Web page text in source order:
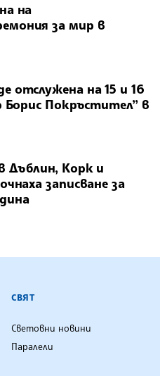
на
за мир в
отслужена на 15 и 16
Борис Покръстител” в
Дъблин, Корк и
записване за
АГЕНЦИЯ
СВЯТ
Световни новини
Паралели